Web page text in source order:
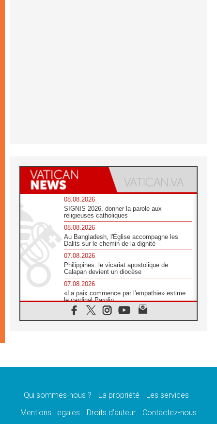
08.08.2026
SIGNIS 2026, donner la parole aux
religieuses catholiques
08.08.2026
Au Bangladesh, l'Église accompagne les
Dalits sur le chemin de la dignité
07.08.2026
Philippines: le vicariat apostolique de
Calapan devient un diocèse
07.08.2026
«La paix commence par l'empathie» estime
le cardinal Parolin
07.08.2026
En Colombie, «la paix ne s'achète pas avec
07.08.2026
07.08.2026
en France
Qui sommes-nous ? La propriété
Les services
Mentions Legales
Droits d’auteur Contactez-nous